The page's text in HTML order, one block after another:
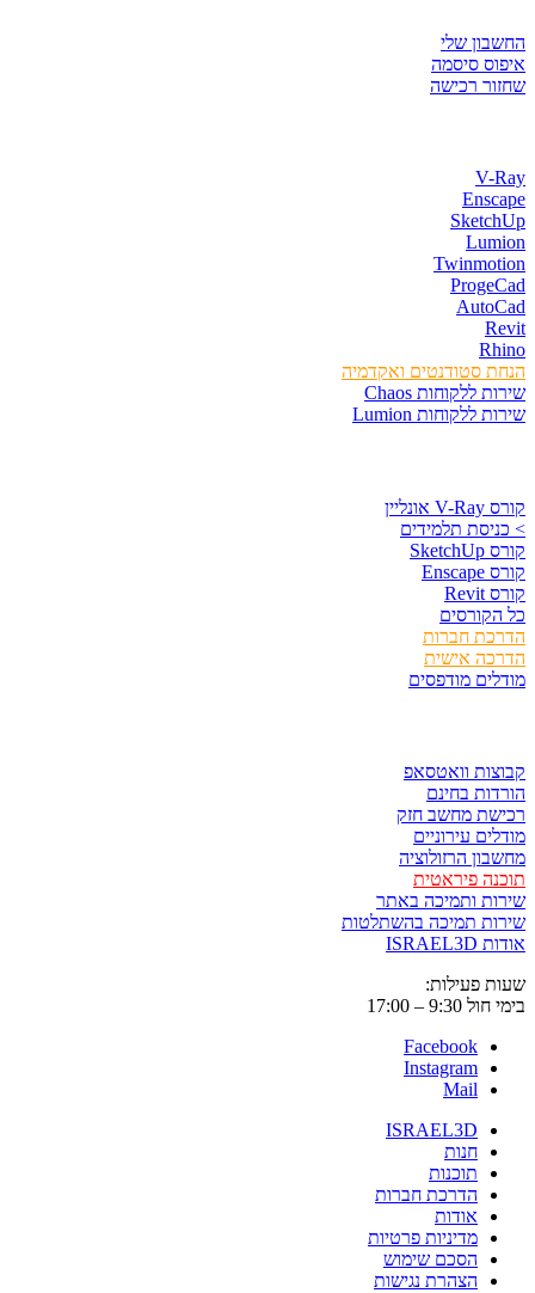
החשבון שלי
איפוס סיסמה
שחזור רכישה
V-Ray
Enscape
SketchUp
Lumion
Twinmotion
ProgeCad
AutoCad
Revit
Rhino
הנחת סטודנטים ואקדמיה
שירות ללקוחות Chaos
שירות ללקוחות Lumion
קורס V-Ray אונליין
> כניסת תלמידים
קורס SketchUp
קורס Enscape
קורס Revit
כל הקורסים
הדרכת חברות
הדרכה אישית
מודלים מודפסים
קבוצות וואטסאפ
הורדות בחינם
רכישת מחשב חזק
מודלים עירוניים
מחשבון הרזולוציה
תוכנה פיראטית
שירות ותמיכה באתר
שירות תמיכה בהשתלטות
אודות ISRAEL3D
שעות פעילות:
בימי חול 9:30 – 17:00
Facebook
Instagram
Mail
ISRAEL3D
חנות
תוכנות
הדרכת חברות
אודות
מדיניות פרטיות
הסכם שימוש
הצהרת נגישות